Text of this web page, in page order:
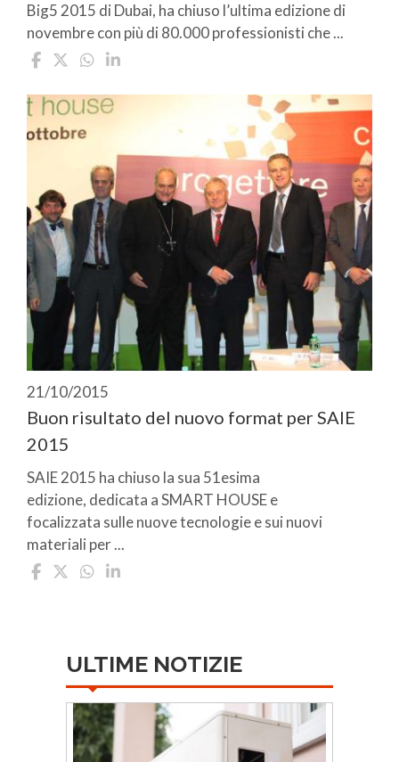
Big5 2015 di Dubai, ha chiuso l’ultima edizione di
novembre con più di 80.000 professionisti che ...
21/10/2015
Buon risultato del nuovo format per SAIE
2015
SAIE 2015 ha chiuso la sua 51esima
edizione, dedicata a SMART HOUSE e
focalizzata sulle nuove tecnologie e sui nuovi
materiali per ...
ULTIME NOTIZIE